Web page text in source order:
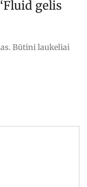
gelis
Būtini laukeliai